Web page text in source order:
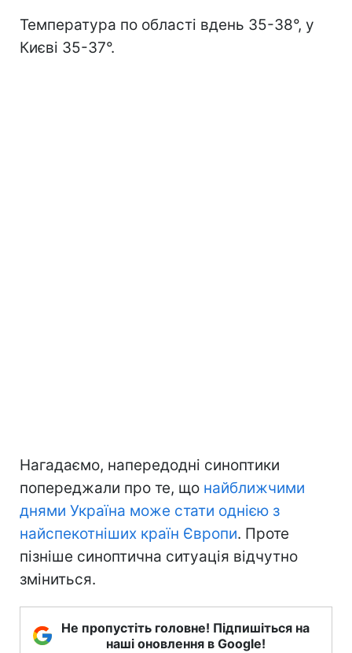
Температура по області вдень 35-38°, у
Києві 35-37°.
Нагадаємо, напередодні синоптики
попереджали про те, що найближчими
днями Україна може стати однією з
найспекотніших країн Європи. Проте
пізніше синоптична ситуація відчутно
зміниться.
Не пропустіть головне! Підпишіться на
наші оновлення в Google!